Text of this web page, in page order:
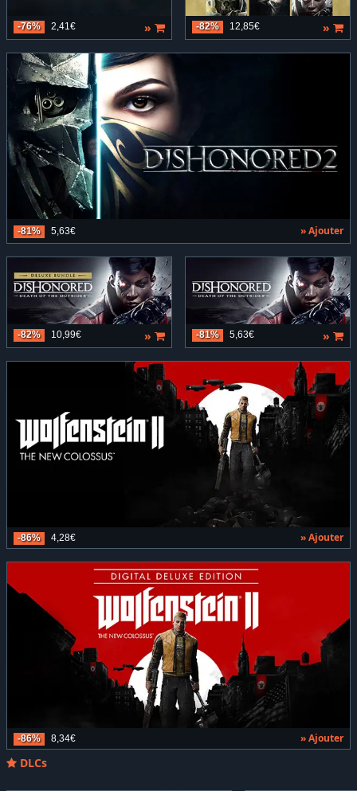
-76% 2,41€ » -82% 12,85€ »
-81% 5,63€ » Ajouter
-82% 10,99€ » -81% 5,63€ »
-86% 4,28€ » Ajouter
-86% 8,34€ » Ajouter
DLCs